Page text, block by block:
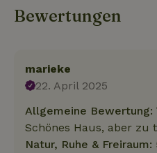
Bewertungen
marieke
22. April 2025
Allgemeine Bewertung:
Schönes Haus, aber zu
Natur, Ruhe & Freiraum: